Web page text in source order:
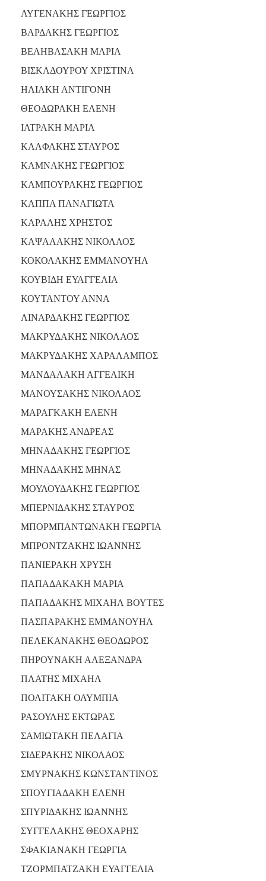
ΑΥΓΕΝΑΚΗΣ ΓΕΩΡΓΙΟΣ
ΒΑΡΔΑΚΗΣ ΓΕΩΡΓΙΟΣ
ΒΕΛΗΒΑΣΑΚΗ ΜΑΡΙΑ
ΒΙΣΚΑΔΟΥΡΟΥ ΧΡΙΣΤΙΝΑ
ΗΛΙΑΚΗ ΑΝΤΙΓΟΝΗ
ΘΕΟΔΩΡΑΚΗ ΕΛΕΝΗ
ΙΑΤΡΑΚΗ ΜΑΡΙΑ
ΚΑΛΦΑΚΗΣ ΣΤΑΥΡΟΣ
ΚΑΜΝΑΚΗΣ ΓΕΩΡΓΙΟΣ
ΚΑΜΠΟΥΡΑΚΗΣ ΓΕΩΡΓΙΟΣ
ΚΑΠΠΑ ΠΑΝΑΓΙΩΤΑ
ΚΑΡΑΛΗΣ ΧΡΗΣΤΟΣ
ΚΑΨΑΛΑΚΗΣ ΝΙΚΟΛΑΟΣ
ΚΟΚΟΛΑΚΗΣ ΕΜΜΑΝΟΥΗΛ
ΚΟΥΒΙΔΗ ΕΥΑΓΓΕΛΙΑ
ΚΟΥΤΑΝΤΟΥ ΑΝΝΑ
ΛΙΝΑΡΔΑΚΗΣ ΓΕΩΡΓΙΟΣ
ΜΑΚΡΥΔΑΚΗΣ ΝΙΚΟΛΑΟΣ
ΜΑΚΡΥΔΑΚΗΣ ΧΑΡΑΛΑΜΠΟΣ
ΜΑΝΔΑΛΑΚΗ ΑΓΓΕΛΙΚΗ
ΜΑΝΟΥΣΑΚΗΣ ΝΙΚΟΛΑΟΣ
ΜΑΡΑΓΚΑΚΗ ΕΛΕΝΗ
ΜΑΡΑΚΗΣ ΑΝΔΡΕΑΣ
ΜΗΝΑΔΑΚΗΣ ΓΕΩΡΓΙΟΣ
ΜΗΝΑΔΑΚΗΣ ΜΗΝΑΣ
ΜΟΥΛΟΥΔΑΚΗΣ ΓΕΩΡΓΙΟΣ
ΜΠΕΡΝΙΔΑΚΗΣ ΣΤΑΥΡΟΣ
ΜΠΟΡΜΠΑΝΤΩΝΑΚΗ ΓΕΩΡΓΙΑ
ΜΠΡΟΝΤΖΑΚΗΣ ΙΩΑΝΝΗΣ
ΠΑΝΙΕΡΑΚΗ ΧΡΥΣΗ
ΠΑΠΑΔΑΚΑΚΗ ΜΑΡΙΑ
ΠΑΠΑΔΑΚΗΣ ΜΙΧΑΗΛ ΒΟΥΤΕΣ
ΠΑΣΠΑΡΑΚΗΣ ΕΜΜΑΝΟΥΗΛ
ΠΕΛΕΚΑΝΑΚΗΣ ΘΕΟΔΩΡΟΣ
ΠΗΡΟΥΝΑΚΗ ΑΛΕΞΑΝΔΡΑ
ΠΛΑΤΗΣ ΜΙΧΑΗΛ
ΠΟΛΙΤΑΚΗ ΟΛΥΜΠΙΑ
ΡΑΣΟΥΛΗΣ ΕΚΤΩΡΑΣ
ΣΑΜΙΩΤΑΚΗ ΠΕΛΑΓΙΑ
ΣΙΔΕΡΑΚΗΣ ΝΙΚΟΛΑΟΣ
ΣΜΥΡΝΑΚΗΣ ΚΩΝΣΤΑΝΤΙΝΟΣ
ΣΠΟΥΓΙΑΔΑΚΗ ΕΛΕΝΗ
ΣΠΥΡΙΔΑΚΗΣ ΙΩΑΝΝΗΣ
ΣΥΓΓΕΛΑΚΗΣ ΘΕΟΧΑΡΗΣ
ΣΦΑΚΙΑΝΑΚΗ ΓΕΩΡΓΙΑ
ΤΖΟΡΜΠΑΤΖΑΚΗ ΕΥΑΓΓΕΛΙΑ